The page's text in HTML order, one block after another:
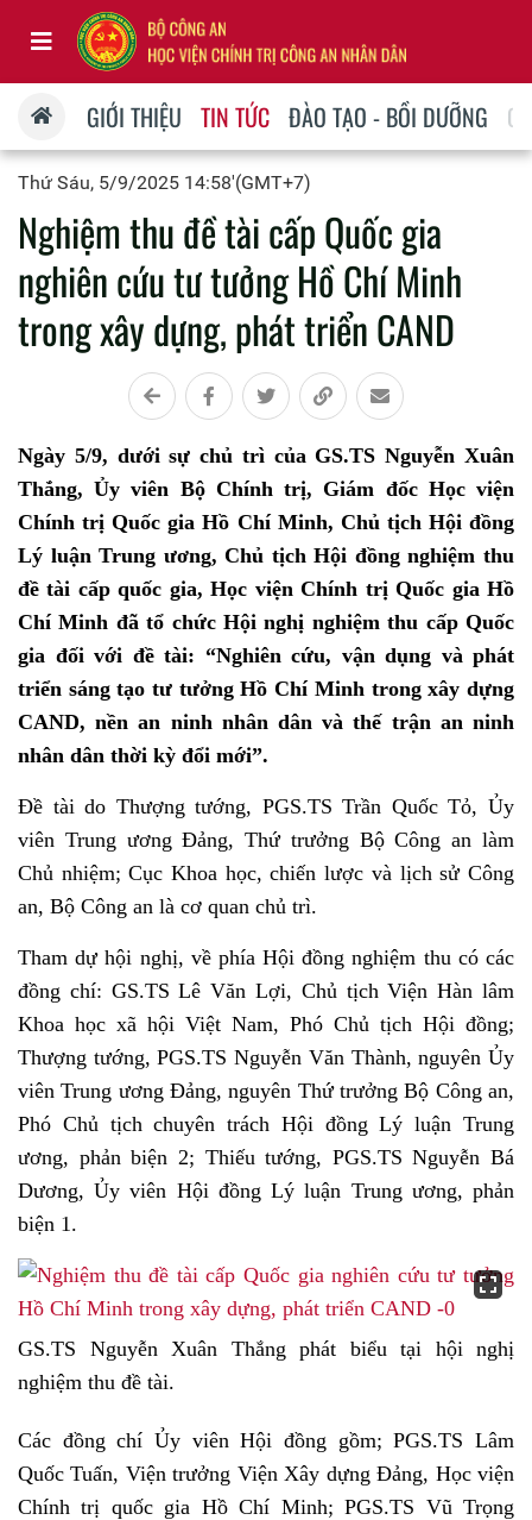
GIỚI THIỆU TIN TỨC ĐÀO TẠO - BỒI DƯỠNG
Thứ Sáu, 5/9/2025 14:58'(GMT+7)
Nghiệm thu đề tài cấp Quốc gia
nghiên cứu tư tưởng Hồ Chí Minh
trong xây dựng, phát triển CAND
Ngày 5/9, dưới sự chủ trì của GS.TS Nguyễn Xuân
Thắng, Ủy viên Bộ Chính trị, Giám đốc Học viện
Chính trị Quốc gia Hồ Chí Minh, Chủ tịch Hội đồng
Lý luận Trung ương, Chủ tịch Hội đồng nghiệm thu
đề tài cấp quốc gia, Học viện Chính trị Quốc gia Hồ
Chí Minh đã tổ chức Hội nghị nghiệm thu cấp Quốc
gia đối với đề tài: “Nghiên cứu, vận dụng và phát
triển sáng tạo tư tưởng Hồ Chí Minh trong xây dựng
CAND, nền an ninh nhân dân và thế trận an ninh
nhân dân thời kỳ đổi mới”.
Đề tài do Thượng tướng, PGS.TS Trần Quốc Tỏ, Ủy
viên Trung ương Đảng, Thứ trưởng Bộ Công an làm
Chủ nhiệm; Cục Khoa học, chiến lược và lịch sử Công
an, Bộ Công an là cơ quan chủ trì.
Tham dự hội nghị, về phía Hội đồng nghiệm thu có các
đồng chí: GS.TS Lê Văn Lợi, Chủ tịch Viện Hàn lâm
Khoa học xã hội Việt Nam, Phó Chủ tịch Hội đồng;
Thượng tướng, PGS.TS Nguyễn Văn Thành, nguyên Ủy
viên Trung ương Đảng, nguyên Thứ trưởng Bộ Công an,
Phó Chủ tịch chuyên trách Hội đồng Lý luận Trung
ương, phản biện 2; Thiếu tướng, PGS.TS Nguyễn Bá
Dương, Ủy viên Hội đồng Lý luận Trung ương, phản
biện 1.
GS.TS Nguyễn Xuân Thắng phát biểu tại hội nghị
nghiệm thu đề tài.
Các đồng chí Ủy viên Hội đồng gồm; PGS.TS Lâm
Quốc Tuấn, Viện trưởng Viện Xây dựng Đảng, Học viện
Chính trị quốc gia Hồ Chí Minh; PGS.TS Vũ Trọng